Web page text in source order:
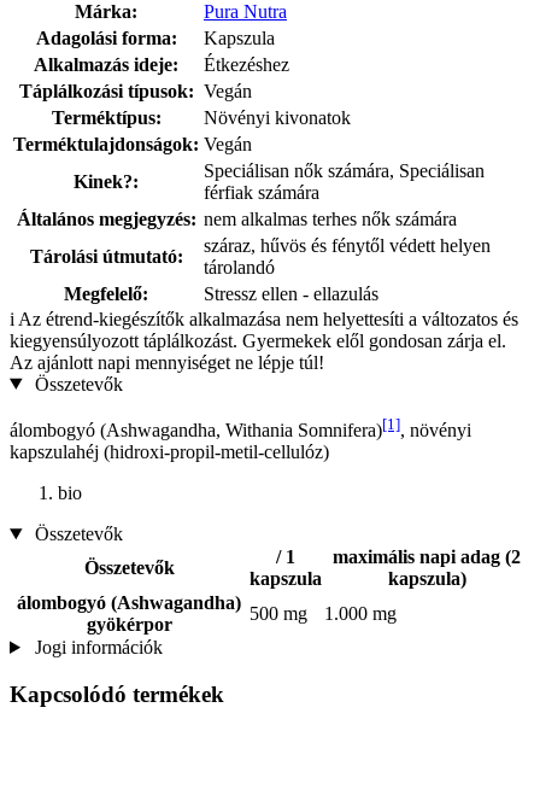
Márka:
Pura Nutra
Adagolási forma:
Kapszula
Alkalmazás ideje:
Étkezéshez
Táplálkozási típusok: Vegán
Terméktípus:
Növényi kivonatok
Terméktulajdonságok: Vegán
Kinek?:
Speciálisan nők számára, Speciálisan
férfiak számára
Általános megjegyzés: nem alkalmas terhes nők számára
Tárolási útmutató:
száraz, hűvös és fénytől védett helyen
tárolandó
Megfelelő:
Stressz ellen - ellazulás
i Az étrend-kiegészítők alkalmazása nem helyettesíti a változatos és
kiegyensúlyozott táplálkozást. Gyermekek elől gondosan zárja el.
Az ajánlott napi mennyiséget ne lépje túl!
Összetevők
álombogyó (Ashwagandha, Withania Somnifera)[1], növényi
kapszulahéj (hidroxi-propil-metil-cellulóz)
bio
Összetevők
Összetevők
/ 1
kapszula
maximális napi adag (2
kapszula)
álombogyó (Ashwagandha)
gyökérpor
500 mg
1.000 mg
Jogi információk
Kapcsolódó termékek